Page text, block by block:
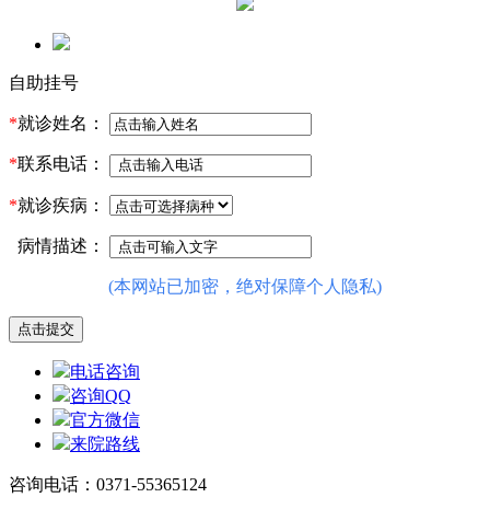
自助挂号
*就诊姓名：
*联系电话：
*就诊疾病：
病情描述：
(本网站已加密，绝对保障个人隐私)
电话咨询
咨询QQ
官方微信
来院路线
咨询电话：0371-55365124